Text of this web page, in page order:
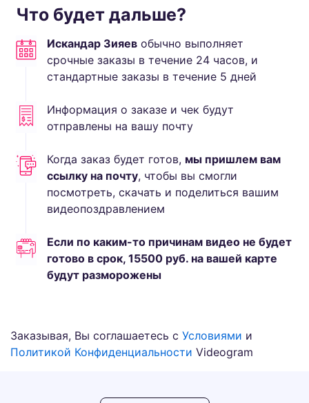
Что будет дальше?
Искандар Зияев обычно выполняет
срочные заказы в течение 24 часов, и
стандартные заказы в течение 5 дней
Информация о заказе и чек будут
отправлены на вашу почту
Когда заказ будет готов, мы пришлем вам
ссылку на почту, чтобы вы смогли
посмотреть, скачать и поделиться вашим
видеопоздравлением
Если по каким-то причинам видео не будет
готово в срок, 15500 руб. на вашей карте
будут разморожены
Заказывая, Вы соглашаетесь с Условиями и
Политикой Конфиденциальности Videogram